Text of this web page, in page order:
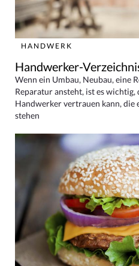
HANDWERK
Handwerker-
Wenn ein Umbau, Neubau, eine
Reparatur ansteht, ist es wichtig,
Handwerker vertrauen kann, die
stehen